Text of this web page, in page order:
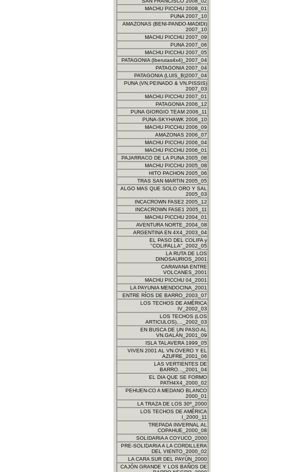
MACHU PICCHU 2008_01
PUNA 2007_10
AMAZONAS (BENI-PANDO-MADIDI)
2007_10
MACHU PICCHU 2007_09
PUNA 2007_06
MACHU PICCHU 2007_05
PATAGONIA (Iberutas4x4)_2007_04
PATAGONIA 2007_04
PATAGONIA (LUIS_B)2007_04
PUNA (VN.PEINADO & VN.PISSIS)
2007_03
MACHU PICCHU 2007_01
PATAGONIA 2006_12
PUNA GIORGIO TEAM 2006_11
PUNA-SKYHAWK 2006_10
MACHU PICCHU 2006_09
AMAZONAS 2006_07
MACHU PICCHU 2006_04
MACHU PICCHU 2006_01
PAJARRACO DE LA PUNA 2005_08
MACHU PICCHU 2005_08
HITO PACHON 2005_06
TRAS SAN MARTIN 2005_05
ALGO MAS QUE SOLO ORO Y SAL
2005_03
INCACROWN FASE2 2005_12
INCACROWN FASE1 2005_11
MACHU PICCHU 2004_01
AVENTURA NORTE_2004_08
ARGENTINA EN 4X4_2003_04
EL PASO DEL COLIFA y
"COLIFALLA"_2002_05
LA RUTA DE LOS
DINOSAURIOS_2001
CARAVANA ENTRE
VOLCANES_2001
MACHU PICCHU 04_2001
LA PAYUNIA MENDOCINA_2001
ENTRE RÍOS DE BARRO_2003_07
LOS TECHOS DE AMÉRICA
IV_2002_03
LOS TECHOS (LOS
ARTICULOS),..._2002_03
EN BUSCA DE UN PASO AL
VN.GALÁN_2001_09
ISLA TALAVERA 1999_05
VIVEN 2001 AL VN.OVERO Y EL
AZUFRE_2001_06
LAS VERTIENTES DE
BARRO..._2001_04
EL DIA QUE SE FORMO
PATH4X4_2000_02
PEHUEN-CO A MEDANO BLANCO
2000_01
LA TRAZA DE LOS 30º_2000
LOS TECHOS DE AMÉRICA
I_2000_11
TREPADA INVERNAL AL
COPAHUE_2000_08
SOLIDARIA A COYUCO_2000
PRE-SOLIDARIA A LA CORDILLERA
DEL VIENTO_2000_02
LA CARA SUR DEL PAYÚN_2000
CAJÓN GRANDE Y LOS BAÑOS DE